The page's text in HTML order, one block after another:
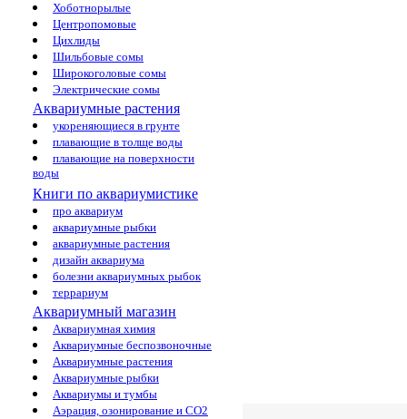
Хоботнорылые
Центропомовые
Цихлиды
Шильбовые сомы
Широкоголовые сомы
Электрические сомы
Аквариумные растения
укореняющиеся в грунте
плавающие в толще воды
плавающие на поверхности
воды
Книги по аквариумистике
про аквариум
аквариумные рыбки
аквариумные растения
дизайн аквариума
болезни аквариумных рыбок
террариум
Аквариумный магазин
Аквариумная химия
Аквариумные беспозвоночные
Аквариумные растения
Аквариумные рыбки
Аквариумы и тумбы
Аэрация, озонирование и CO2